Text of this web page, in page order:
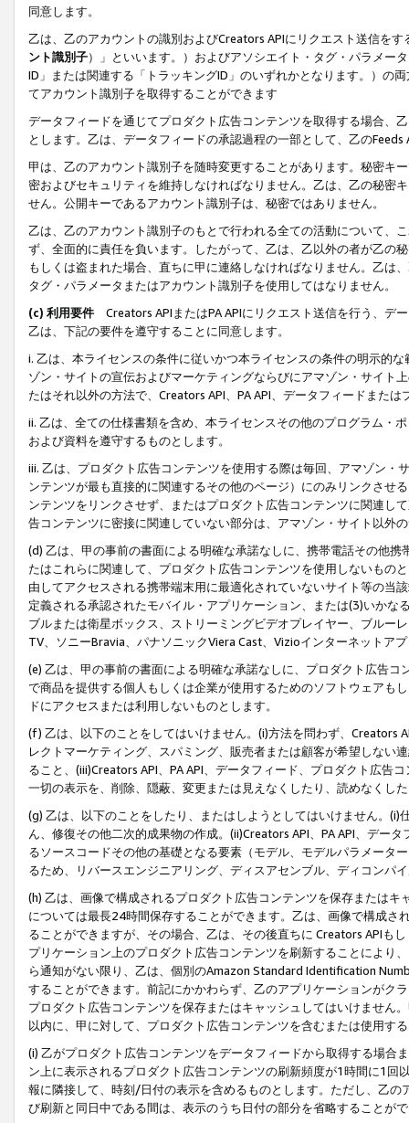
同意します。
乙は、乙のアカウントの識別およびCreators APIにリクエスト送信を
ント識別子）」といいます。）およびアソシエイト・タグ・パラメー
ID」または関連する「トラッキングID」のいずれかとなります。）の
てアカウント識別子を取得することができます
データフィードを通じてプロダクト広告コンテンツを取得する場合、
とします。乙は、データフィードの承認過程の一部として、乙の
甲は、乙のアカウント識別子を随時変更することがあります。秘密キ
密およびセキュリティを維持しなければなりません。乙は、乙の秘密
せん。公開キーであるアカウント識別子は、秘密ではありません。
乙は、乙のアカウント識別子のもとで行われる全ての活動について、
ず、全面的に責任を負います。したがって、乙は、乙以外の者が乙の
もしくは盗まれた場合、直ちに甲に連絡しなければなりません。乙は
タグ・パラメータまたはアカウント識別子を使用してはなりません。
(c) 利用要件 Creators APIまたはPA APIにリクエスト送信を行う、デ
乙は、下記の要件を遵守することに同意します。
i. 乙は、本ライセンスの条件に従いかつ本ライセンスの条件の明示的
ゾン・サイトの宣伝およびマーケティングならびにアマゾン・サイト
たはそれ以外の方法で、Creators API、PA API、データフィードまた
ii. 乙は、全ての仕様書類を含め、本ライセンスその他のプログラム・
および資料を遵守するものとします。
iii. 乙は、プロダクト広告コンテンツを使用する際は毎回、アマゾン
ンテンツが最も直接的に関連するその他のページ）にのみリンクさせ
ンテンツをリンクさせず、またはプロダクト広告コンテンツに関連し
告コンテンツに密接に関連していない部分は、アマゾン・サイト以外
(d) 乙は、甲の事前の書面による明確な承諾なしに、携帯電話その他
たはこれらに関連して、プロダクト広告コンテンツを使用しないもの
由してアクセスされる携帯端末用に最適化されていないサイト等の当
定義される承認されたモバイル・アプリケーション、または(3)いか
ブルまたは衛星ボックス、ストリーミングビデオプレイヤー、ブルー
TV、ソニーBravia、パナソニックViera Cast、Vizioインターネットア
(e) 乙は、甲の事前の書面による明確な承諾なしに、プロダクト広告
で商品を提供する個人もしくは企業が使用するためのソフトウェアも
ドにアクセスまたは利用しないものとします。
(f) 乙は、以下のことをしてはいけません。(i)方法を問わず、Creators
レクトマーケティング、スパミング、販売者または顧客が希望しない
ること、(iii)Creators API、PA API、データフィード、プロダクト広告
一切の表示を、削除、隠蔽、変更または見えなくしたり、読めなくし
(g) 乙は、以下のことをしたり、またはしようとしてはいけません。
ん、修復その他二次的成果物の作成。(ii)Creators API、PA API、デー
るソースコードその他の基礎となる要素（モデル、モデルパラメータ
るため、リバースエンジニアリング、ディスアセンブル、ディコンパ
(h) 乙は、画像で構成されるプロダクト広告コンテンツを保存または
については最長24時間保存することができます。乙は、画像で構成
ることができますが、その場合、乙は、その後直ちに Creators APIも
プリケーション上のプロダクト広告コンテンツを刷新することにより
ら通知がない限り、乙は、個別のAmazon Standard Identification
することができます。前記にかかわらず、乙のアプリケーションがク
プロダクト広告コンテンツを保存またはキャッシュしてはいけません
以内に、甲に対して、プロダクト広告コンテンツを含むまたは使用す
(i) 乙がプロダクト広告コンテンツをデータフィードから取得する場合
ン上に表示されるプロダクト広告コンテンツの刷新頻度が1時間に1
報に隣接して、時刻/日付の表示を含めるものとします。ただし、乙
び刷新と同日中である間は、表示のうち日付の部分を省略することが